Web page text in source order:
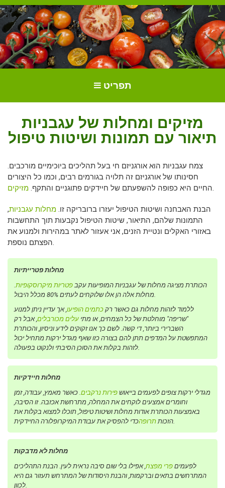
תפריט
מזיקים ומחלות של עגבניות
תיאור עם תמונות ושיטות טיפול
צמח עגבניות הוא אורגניזם חי בעל תהליכים ביוכימיים מורכבים.
חסינותו של אורגניזם זה תלויה בגורמים רבים, וכמו כל היצורים
החיים היא כפופה להשפעתם של חיידקים פתוגניים והתקף. מזיקים .
הבנת האבחנה ושיטות הטיפול יעזרו ברובריקה זו. מחלות עגבניות,
התמונות שלהם, התיאור, שיטות הטיפול נקבעות תוך התחשבות
באזורי האקלים ונטיית הזנים, אני אעזור לאתר במהירות ולמנוע את
הפצתם נוספת.
מחלות פטרייתיות
הכותרת מציגה מחלות של עגבניות המופיעות עקב פטריות מיקרוסקופיות
ללמוד לזהות מחלות גם כאשר רק כתמים הופיעו , אך עדיין ניתן למנוע
"שריפה" מוחלטת של כל הצמחים, או מתי עלים מכורבלים , אבל רק
השברירי ביותר, די קשה. לשם כך אנו זקוקים לידע וניסיון, והכותרת
המתפשטת על המדפים תתן להם בצורה כזו שאף מגדל ירקות מתחיל יכול
מחלות חיידקיות
מגדלי ירקות צופים לפעמים בייאוש פירות נרקבים . כאשר מאמץ, עבודה, זמן
וחומרים אמצעים לוקחים את המחלה, מתרחשת אכזבה. זו הסיבה,
באמצעות הכותרת אודות מחלות ושיטות טיפול, תוכלו למצוא בקלות את
הזכות תרופה
מחלות לא מדבקות
לפעמים פרי מפצח , אפילו בלי שום סיבה נראית לעין. הבנת התהליכים
המתרחשים בתאים וברקמות, והבנת היסודות של המתרחש תעזור גם היא